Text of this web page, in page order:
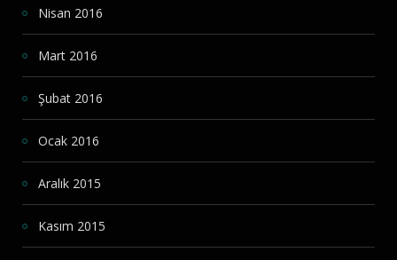
Nisan 2016
Mart 2016
Şubat 2016
Ocak 2016
Aralık 2015
Kasım 2015